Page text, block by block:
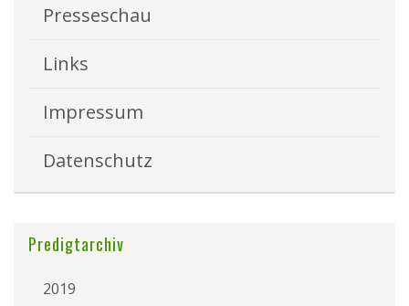
Presseschau
Links
Impressum
Datenschutz
Predigtarchiv
2019